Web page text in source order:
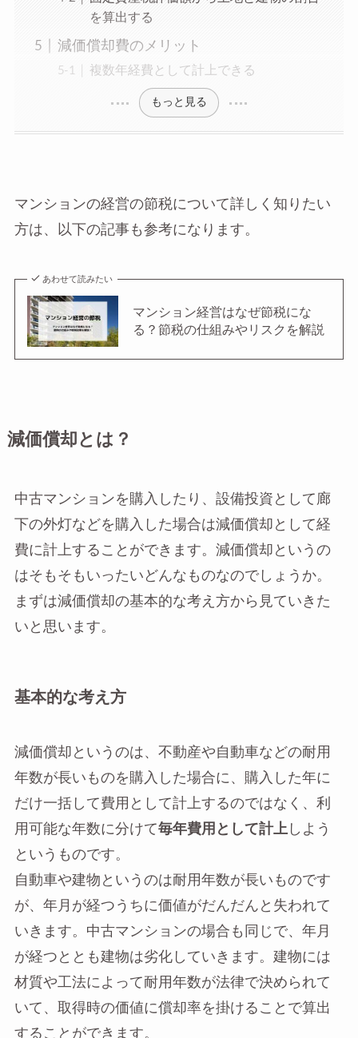
を算出する
減価償却費のメリット
複数年経費として計上できる
もっと見る
マンションの経営の節税について詳しく知りたい
方は、以下の記事も参考になります。
あわせて読みたい
マンション経営はなぜ節税にな
る？節税の仕組みやリスクを解説
減価償却とは？
中古マンションを購入したり、設備投資として廊
下の外灯などを購入した場合は減価償却として経
費に計上することができます。減価償却というの
はそもそもいったいどんなものなのでしょうか。
まずは減価償却の基本的な考え方から見ていきた
いと思います。
基本的な考え方
減価償却というのは、不動産や自動車などの耐用
年数が長いものを購入した場合に、購入した年に
だけ一括して費用として計上するのではなく、利
用可能な年数に分けて 毎年費用として計上しよう
というものです。
自動車や建物というのは耐用年数が長いものです
が、年月が経つうちに価値がだんだんと失われて
いきます。中古マンションの場合も同じで、年月
が経つととも建物は劣化していきます。建物には
材質や工法によって耐用年数が法律で決められて
いて、取得時の価値に償却率を掛けることで算出
することができます。